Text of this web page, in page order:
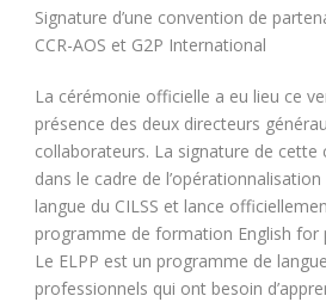
Signature d’une convention de
CCR-AOS et G2P International
La cérémonie officielle a eu lieu ce
présence des deux directeurs
collaborateurs. La signature de cette
dans le cadre de
langue du CILSS et lance
programme de formation English for
Le ELPP est un programme de
professionnels qui ont besoin